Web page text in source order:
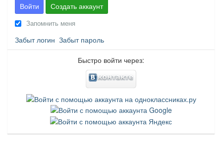
Войти Создать аккаунт
Запомнить меня
Забыт логин Забыт пароль
Быстро войти через: